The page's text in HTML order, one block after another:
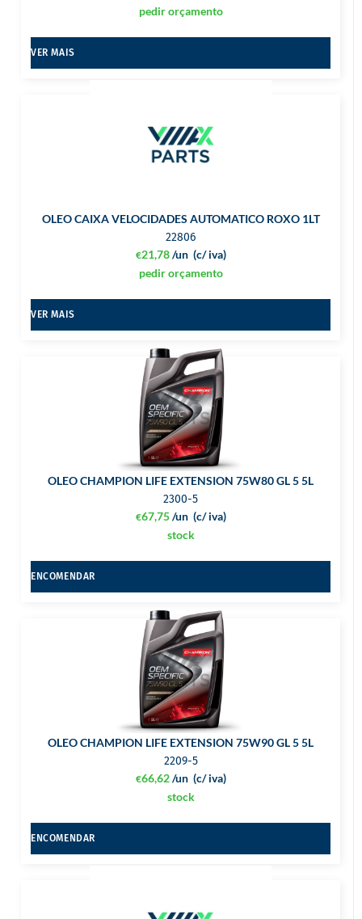
pedir orçamento
VER MAIS
OLEO CAIXA VELOCIDADES AUTOMATICO ROXO 1LT
22806
€21,78 (c/ iva)
/un
pedir orçamento
VER MAIS
OLEO CHAMPION LIFE EXTENSION 75W80 GL 5 5L
2300-5
€67,75 (c/ iva)
/un
stock
ENCOMENDAR
OLEO CHAMPION LIFE EXTENSION 75W90 GL 5 5L
2209-5
€66,62 (c/ iva)
/un
stock
ENCOMENDAR